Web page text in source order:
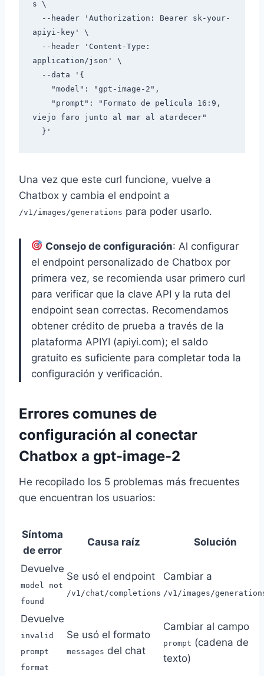
s \
apiyi-key' \
application/json' \
viejo faro junto al mar al atardecer"
Una vez que este curl funcione, vuelve a
Chatbox y cambia el endpoint a
/v1/images/generations para poder usarlo.
Consejo de configuración: Al configurar
el endpoint personalizado de Chatbox por
primera vez, se recomienda usar primero curl
para verificar que la clave API y la ruta del
endpoint sean correctas. Recomendamos
obtener crédito de prueba a través de la
plataforma APIYI (apiyi.com); el saldo
gratuito es suficiente para completar toda la
configuración y verificación.
Errores comunes de
configuración al conectar
Chatbox a gpt-image-2
He recopilado los 5 problemas más frecuentes
que encuentran los usuarios:
Síntoma
de error
Causa raíz Solución
Devuelve
model not
found
Se usó el endpoint
/v1/chat/completions
Cambiar a
/v1/images/
Devuelve
invalid
prompt
format
Se usó el formato
messages del chat
Cambiar al campo
prompt (cadena de
texto)